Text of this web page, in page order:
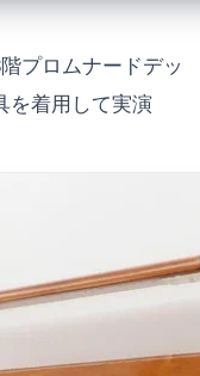
プロムナードデッ
を着用して実演